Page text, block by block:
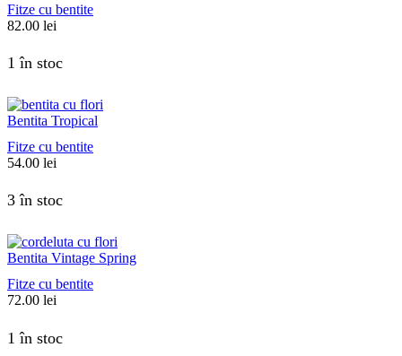
Fitze cu bentite
82.00 lei
1 în stoc
Bentita Tropical
Fitze cu bentite
54.00 lei
3 în stoc
Bentita Vintage Spring
Fitze cu bentite
72.00 lei
1 în stoc